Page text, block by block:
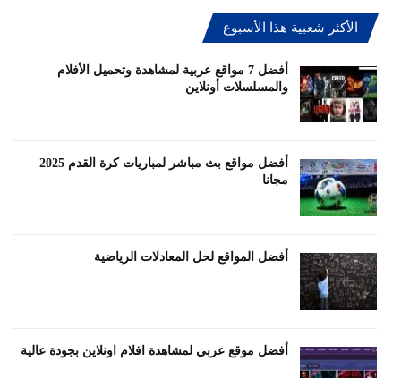
الأكثر شعبية هذا الأسبوع
أفضل 7 مواقع عربية لمشاهدة وتحميل الأفلام
والمسلسلات أونلاين
أفضل مواقع بث مباشر لمباريات كرة القدم 2025
مجانا
أفضل المواقع لحل المعادلات الرياضية
أفضل موقع عربي لمشاهدة افلام اونلاين بجودة عالية